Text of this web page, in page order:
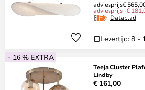
adviesprijs€
adviesprijs -€
Datablad
Levertijd: 8 -
- 16 % EXTRA
Teeja Cluster
Lindby
€ 161,00